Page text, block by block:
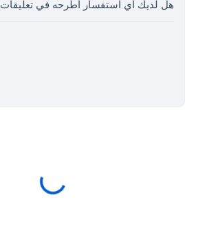
هل لديك اي استفسار أطرحه في تعليقات